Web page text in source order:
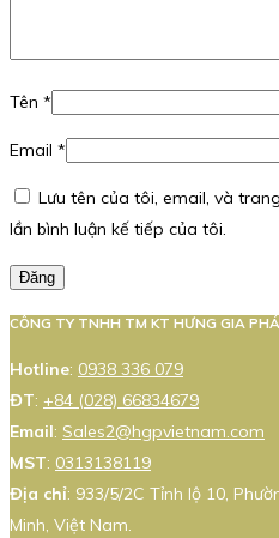
Tên *
Email *
Lưu tên của tôi, email, và
lần bình luận kế tiếp của tôi.
Đăng
CÔNG TY TNHH TM KT HƯNG GIA
Hotline: 0938 336 079
ĐT: +84 (028) 66834679
Email: Sales2@hgpvietnam.com
MST: 0313138119
Địa chỉ: 933/5/2C Tỉnh lộ 10,
Minh, Việt Nam.